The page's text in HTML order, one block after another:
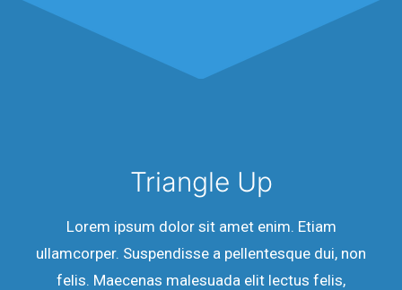
Triangle Up
Lorem ipsum dolor sit amet enim. Etiam
ullamcorper. Suspendisse a pellentesque dui, non
felis. Maecenas malesuada elit lectus felis,